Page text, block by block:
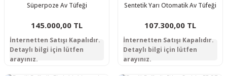
Süperpoze Av Tüfeği
145.000,00 TL
İnternetten Satışı Kapalıdır.
Detaylı bilgi için lütfen
arayınız.
Sentetik Yarı Otomatik Av Tüfeği
107.300,00 TL
İnternetten Satışı Kapalıdır.
Detaylı bilgi için lütfen
arayınız.